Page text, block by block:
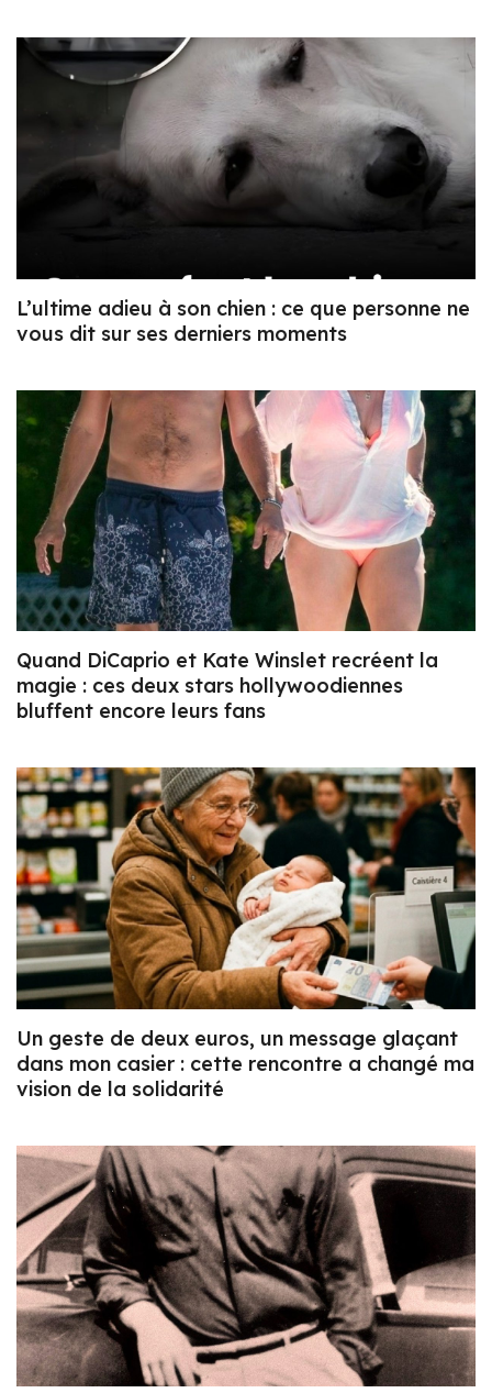
L’ultime adieu à son chien : ce que personne ne
vous dit sur ses derniers moments
Quand DiCaprio et Kate Winslet recréent la
magie : ces deux stars hollywoodiennes
bluffent encore leurs fans
Un geste de deux euros, un message glaçant
dans mon casier : cette rencontre a changé ma
vision de la solidarité